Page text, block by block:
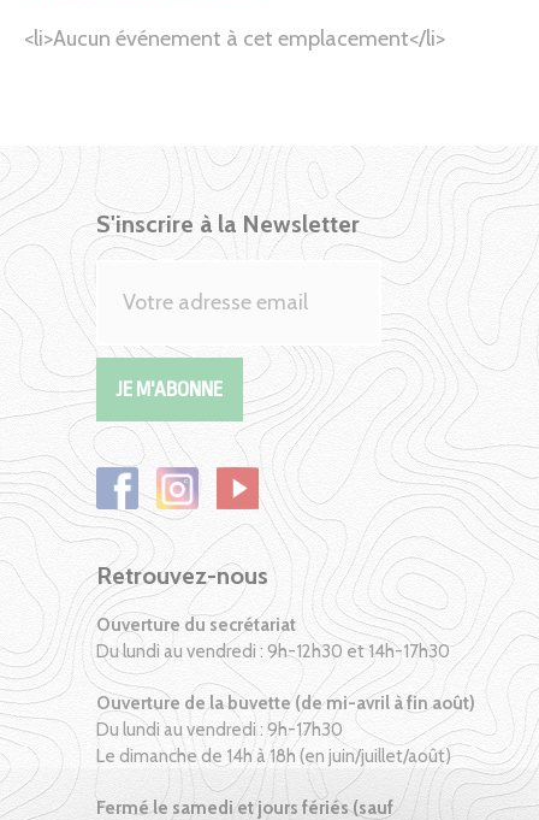
<li>Aucun événement à cet emplacement</li>
S'inscrire à la Newsletter
Retrouvez-nous
Ouverture du secrétariat
Du lundi au vendredi : 9h-12h30 et 14h-17h30
Ouverture de la buvette (de mi-avril à fin août)
Du lundi au vendredi : 9h-17h30
Le dimanche de 14h à 18h (en juin/juillet/août)
Fermé le samedi et jours fériés (sauf